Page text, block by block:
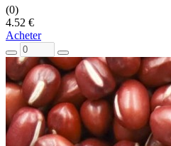
(0)
4.52 €
Acheter